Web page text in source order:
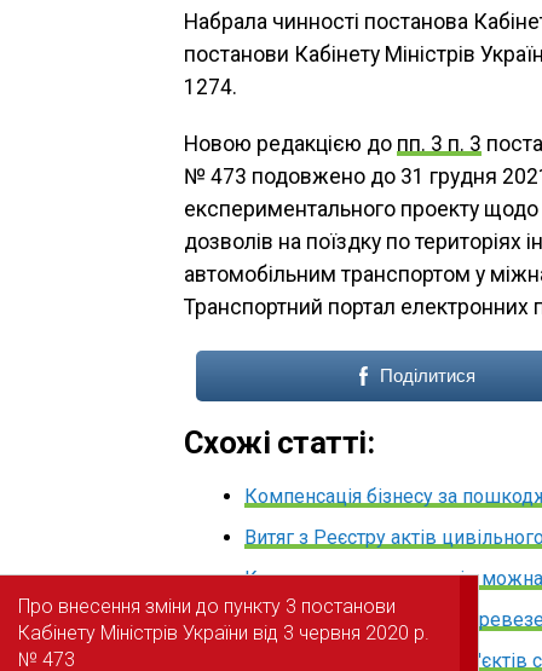
Набрала чинності постанова
постанови Кабінету Міністрів
1274.
Новою редакцією до пп. 3 п. 3
№ 473 подовжено до 31 грудня 2021
експериментального проекту
дозволів на поїздку по
автомобільним транспортом у
Транспортний портал електронних
Поділитися
Схожі статті:
Компенсація бізнесу за
Витяг з Реєстру актів
Картку платника податків
Е-дозволи на вантажні
Затверджено перелік суб'єктів
Про внесення зміни до пункту 3 постанови
Кабінету Міністрів України від 3 червня 2020 р.
№ 473
Про внесення зміни до пункту 3 постанови
Кабінету Міністрів України від 3 червня 2020 р.
№ 473